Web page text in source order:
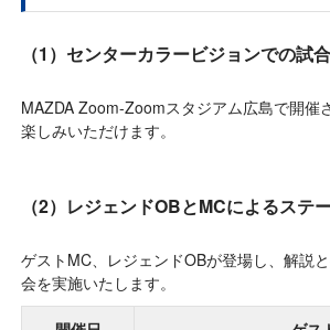
（1）センターカラービジョンでの試
MAZDA Zoom-Zoomスタジアム広島で開
楽しみいただけます。
（2）レジェンドOBとMCによるス
ゲストMC、レジェンドOBが登場し、解説
会を実施いたします。